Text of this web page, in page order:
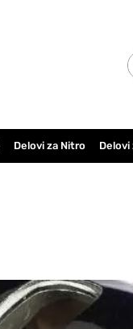
Delovi za Nitro Delovi